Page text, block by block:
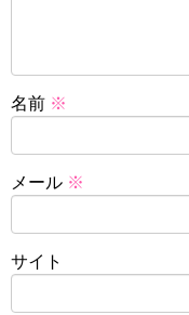
名前 ※
メール ※
サイト